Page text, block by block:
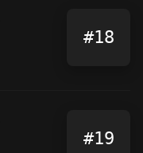
#18
#19